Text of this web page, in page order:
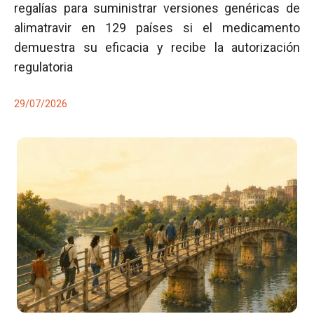
regalías para suministrar versiones genéricas de
alimatravir en 129 países si el medicamento
demuestra su eficacia y recibe la autorización
regulatoria
29/07/2026